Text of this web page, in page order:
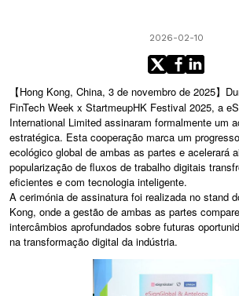
2026-02-10
【Hong Kong, China, 3 de novembro de 2025】
FinTech Week x StartmeupHK Festival 2025, a
International Limited assinaram formalmente um
estratégica. Esta cooperação marca um
ecológico global de ambas as partes e acelerará
popularização de fluxos de trabalho digitais
eficientes e com tecnologia inteligente.
A cerimónia de assinatura foi realizada no stand
Kong, onde a gestão de ambas as partes
intercâmbios aprofundados sobre futuras
na transformação digital da indústria.